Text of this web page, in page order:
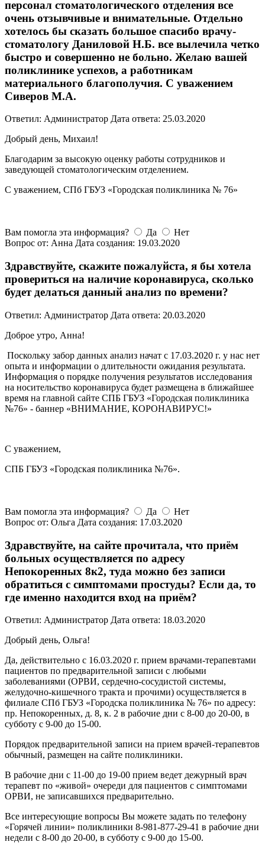
персонал стоматологического отделения все
очень отзывчивые и внимательные. Отдельно
хотелось бы сказать большое спасибо врачу-
стоматологу Даниловой Н.Б. все вылечила четко
быстро и совершенно не больно. Желаю вашей
поликлинике успехов, а работникам
материального благополучия. С уважением
Сиверов М.А.
Ответил: Администратор Дата ответа: 25.03.2020
Добрый день, Михаил!
Благодарим за высокую оценку работы сотрудников и
заведующей стоматологическим отделением.
С уважением, СПб ГБУЗ «Городская поликлиника № 76»
Вам помогла эта информация? Да
Нет
Вопрос от: Анна Дата создания: 19.03.2020
Здравствуйте, скажите пожалуйста, я бы хотела
провериться на наличие коронавируса, сколько
будет делаться данный анализ по времени?
Ответил: Администратор Дата ответа: 20.03.2020
Доброе утро, Анна!
Поскольку забор данных анализ начат с 17.03.2020 г. у нас нет
опыта и информации о длительности ожидания результата.
Информация о порядке получения результатов исследования
на носительство коронавируса будет размещена в ближайшее
время на главной сайте СПБ ГБУЗ «Городская поликлиника
№76» - баннер «ВНИМАНИЕ, КОРОНАВИРУС!»
С уважением,
СПБ ГБУЗ «Городская поликлиника №76».
Вам помогла эта информация? Да
Нет
Вопрос от: Ольга Дата создания: 17.03.2020
Здравствуйте, на сайте прочитала, что приём
больных осуществляется по адресу
Непокоренных 8к2, туда можно без записи
обратиться с симптомами простуды? Если да, то
где именно находится вход на приём?
Ответил: Администратор Дата ответа: 18.03.2020
Добрый день, Ольга!
Да, действительно с 16.03.2020 г. прием врачами-терапевтами
пациентов по предварительной записи с любыми
заболеваниями (ОРВИ, сердечно-сосудистой системы,
желудочно-кишечного тракта и прочими) осуществляется в
филиале СПб ГБУЗ «Городска поликлиника № 76» по адресу:
пр. Непокоренных, д. 8, к. 2 в рабочие дни с 8-00 до 20-00, в
субботу с 9-00 до 15-00.
Порядок предварительной записи на прием врачей-терапевтов
обычный, размещен на сайте поликлиники.
В рабочие дни с 11-00 до 19-00 прием ведет дежурный врач
терапевт по «живой» очереди для пациентов с симптомами
ОРВИ, не записавшихся предварительно.
Все интересующие вопросы Вы можете задать по телефону
«Горячей линии» поликлиники 8-981-877-29-41 в рабочие дни
недели с 8-00 до 20-00, в субботу с 9-00 до 15-00.